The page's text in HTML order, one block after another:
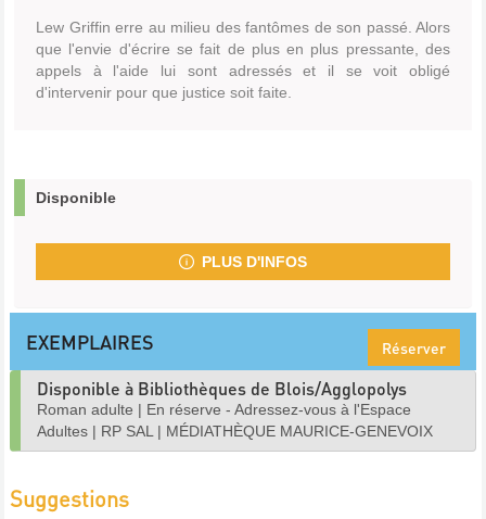
Lew Griffin erre au milieu des fantômes de son passé. Alors
que l'envie d'écrire se fait de plus en plus pressante, des
appels à l'aide lui sont adressés et il se voit obligé
d'intervenir pour que justice soit faite.
Disponible
PLUS D'INFOS
EXEMPLAIRES Réserver
Disponible à Bibliothèques de Blois/Agglopolys
Roman adulte | En réserve - Adressez-vous à l'Espace
Adultes | RP SAL | MÉDIATHÈQUE MAURICE-GENEVOIX
Suggestions